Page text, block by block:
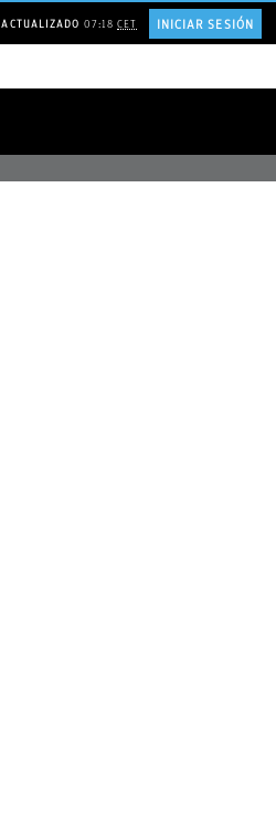
ACTUALIZADO 07:18CET INICIAR SESIÓN